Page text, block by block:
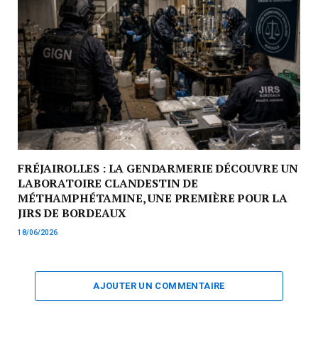
FRÉJAIROLLES : LA GENDARMERIE DÉCOUVRE UN
LABORATOIRE CLANDESTIN DE
MÉTHAMPHÉTAMINE, UNE PREMIÈRE POUR LA
JIRS DE BORDEAUX
18/06/2026
AJOUTER UN COMMENTAIRE